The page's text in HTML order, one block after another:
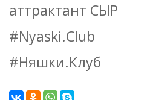
аттрактант СЫР
#Nyaski.Club
#Няшки.Клуб